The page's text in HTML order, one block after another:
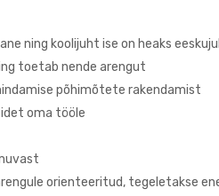
ning koolijuht ise on heaks
toetab nende arengut
põhimõtete rakendamist
oma tööle
orienteeritud, tegeletakse